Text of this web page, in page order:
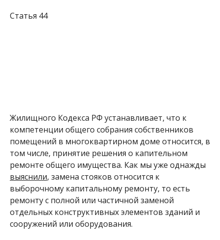
Статья 44
Жилищного Кодекса РФ устанавливает, что к
компетенции общего собрания собственников
помещений в многоквартирном доме относится, в
том числе, принятие решения о капительном
ремонте общего имущества. Как мы уже однажды
выяснили, замена стояков относится к
выборочному капитальному ремонту, то есть
ремонту с полной или частичной заменой
отдельных конструктивных элементов зданий и
сооружений или оборудования.